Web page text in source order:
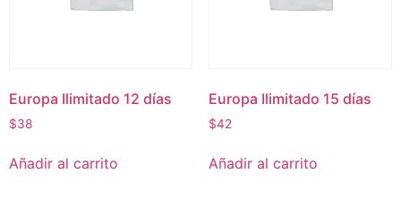
Europa Ilimitado 12 días
$38
Añadir al carrito
Europa Ilimitado 15 días
$42
Añadir al carrito